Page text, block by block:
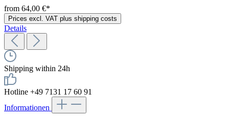
from 64,00 €*
Prices excl. VAT plus shipping costs
Details
Shipping within 24h
Hotline +49 7131 17 60 91
Informationen